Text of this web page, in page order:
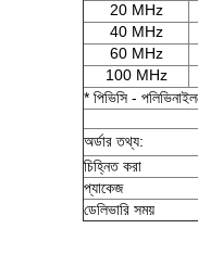
20 MHz
40 MHz
60 MHz
100 MHz
* পিভিসি -
অর্ডার তথ্য:
চিহ্নিত করা
প্যাকেজ
ডেলিভারি সময়